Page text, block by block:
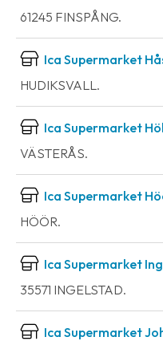
61245 FINSPÅNG.
Ica Supermarket
HUDIKSVALL.
Ica Supermarket
VÄSTERÅS.
Ica Supermarket
HÖÖR.
Ica Supermarket
35571 INGELSTAD.
Ica Supermarket